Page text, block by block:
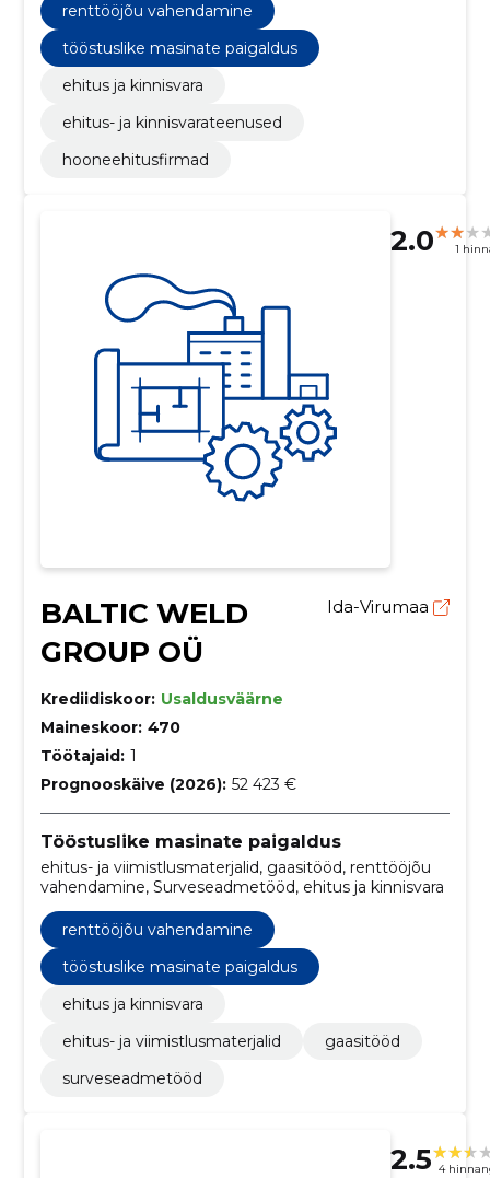
renttööjõu vahendamine
tööstuslike masinate paigaldus
ehitus ja kinnisvara
ehitus- ja kinnisvarateenused
hooneehitusfirmad
2.0 1
BALTIC WELD
GROUP OÜ
Ida-Virumaa
Krediidiskoor: Usaldusväärne
Maineskoor: 470
Töötajaid: 1
Prognooskäive (2026): 52 423 €
Tööstuslike masinate paigaldus
ehitus- ja viimistlusmaterjalid, gaasitööd, renttööjõu
vahendamine, Surveseadmetööd, ehitus ja kinnisvara
renttööjõu vahendamine
tööstuslike masinate paigaldus
ehitus ja kinnisvara
ehitus- ja viimistlusmaterjalid
gaasitööd
surveseadmetööd
2.5 4